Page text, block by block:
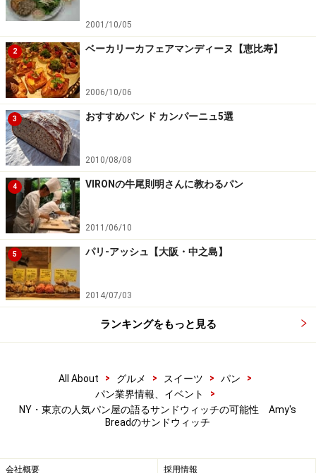
ん。
【サンドウィッチのセミナーやコンテストの記事】
「料理人のサンドウィッチ」
カスクルートドール＠MOBAC SHOW
サンドイッチアイデアセミナー
※記事内容は執筆時点のものです。最新の内容をご確認くださ
い。
※メニューや料金などのデータは、取材時または記事公開時点で
の内容です。
2001/10/05
2 ベーカリーカフェアマンディーヌ【恵比寿】
2006/10/06
3 おすすめパン ド カンパーニュ5選
2010/08/08
4 VIRONの牛尾則明さんに教わるパン
2011/06/10
5 パリ-アッシュ【大阪・中之島】
2014/07/03
ランキングをもっと見る
All About > グルメ > スイーツ > パン
>
パン業界情報、イベント
>
NY・東京の人気パン屋の語るサンドウィッチの可能性 Amy's
Breadのサンドウィッチ
会社概要 採用情報